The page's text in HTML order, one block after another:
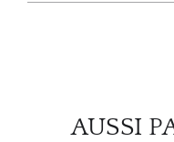
AUSSI